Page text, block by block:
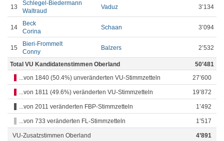
13
Schlegel-Biedermann
Waltraud
Vaduz 3’134
14
Beck
Corina
Schaan 3’094
15
Bieri-Frommelt
Conny
Balzers 2’532
Total VU Kandidatenstimmen Oberland
50’481
...von 1840 (50.4%) unveränderten VU-Stimmzetteln
27’600
...von 1811 (49.6%) veränderten VU-Stimmzetteln 19’872
...von 2011 veränderten FBP-Stimmzetteln 1’492
...von 733 veränderten FL-Stimmzetteln 1’517
VU-Zusatzstimmen Oberland 4’891